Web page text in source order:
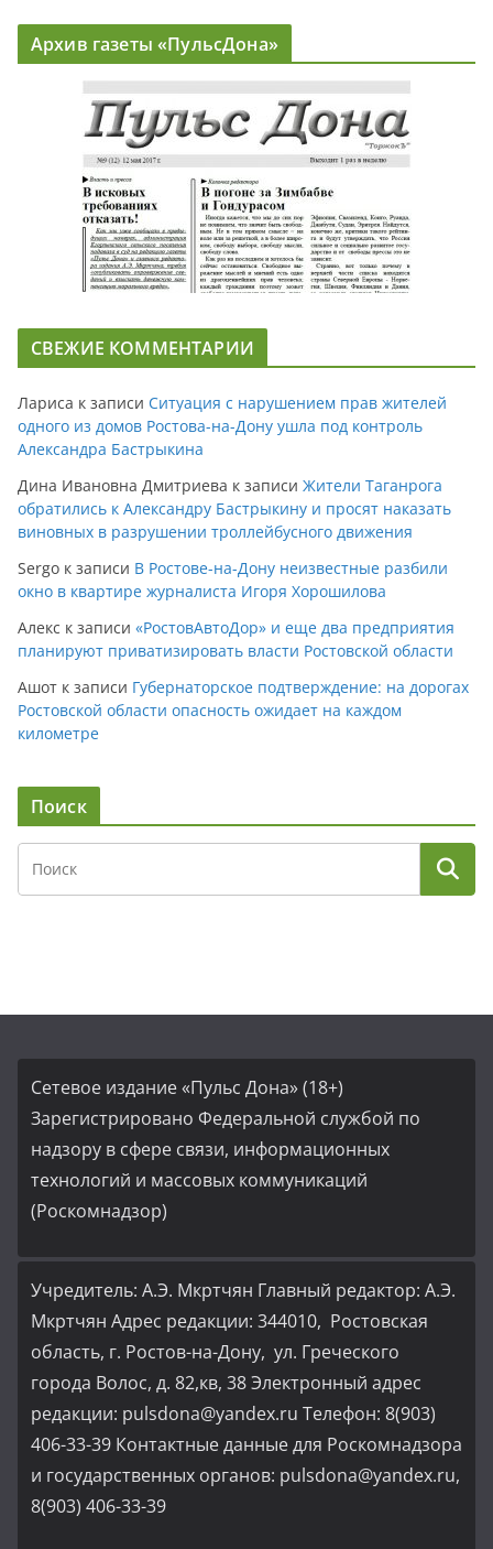
Архив газеты «ПульсДона»
СВЕЖИЕ КОММЕНТАРИИ
Лариса к записи Ситуация с нарушением прав жителей
одного из домов Ростова-на-Дону ушла под контроль
Александра Бастрыкина
Дина Ивановна Дмитриева к записи Жители Таганрога
обратились к Александру Бастрыкину и просят наказать
виновных в разрушении троллейбусного движения
Sergo к записи В Ростове-на-Дону неизвестные разбили
окно в квартире журналиста Игоря Хорошилова
Алекс к записи «РостовАвтоДор» и еще два предприятия
планируют приватизировать власти Ростовской области
Ашот к записи Губернаторское подтверждение: на дорогах
Ростовской области опасность ожидает на каждом
километре
Поиск
Сетевое издание «Пульс Дона» (18+)
Зарегистрировано Федеральной службой по
надзору в сфере связи, информационных
технологий и массовых коммуникаций
(Роскомнадзор)
Учредитель: А.Э. Мкртчян Главный редактор: А.Э.
Мкртчян Адрес редакции: 344010, Ростовская
область, г. Ростов-на-Дону, ул. Греческого
города Волос, д. 82,кв, 38 Электронный адрес
редакции: pulsdona@yandex.ru Телефон: 8(903)
406-33-39 Контактные данные для Роскомнадзора
и государственных органов: pulsdona@yandex.ru,
8(903) 406-33-39